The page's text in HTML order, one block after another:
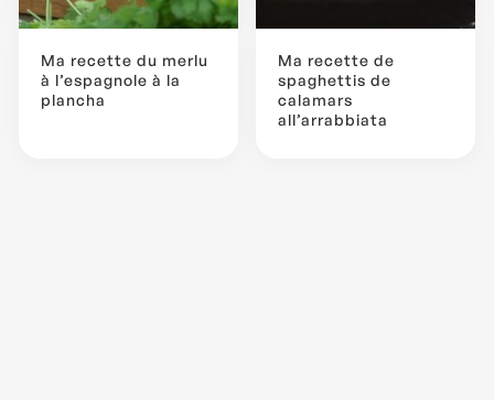
Ma recette du merlu
à l’espagnole à la
plancha
Ma recette de
spaghettis de
calamars
all’arrabbiata